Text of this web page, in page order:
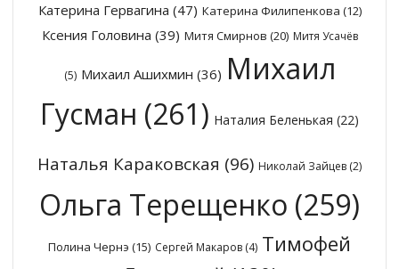
Катерина Гервагина (47) Катерина Филипенкова (12)
Ксения Головина (39) Митя Смирнов (20) Митя Усачёв
(5) Михаил Ашихмин (36) Михаил
Гусман (261) Наталия Беленькая (22)
Наталья Караковская (96) Николай Зайцев (2)
Ольга Терещенко (259)
Полина Чернэ (15) Сергей Макаров (4) Тимофей